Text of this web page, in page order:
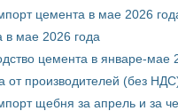
цемента в мае 2026
в мае 2026 года
цемента в январе-мае
от производителей (без
щебня за апрель и за